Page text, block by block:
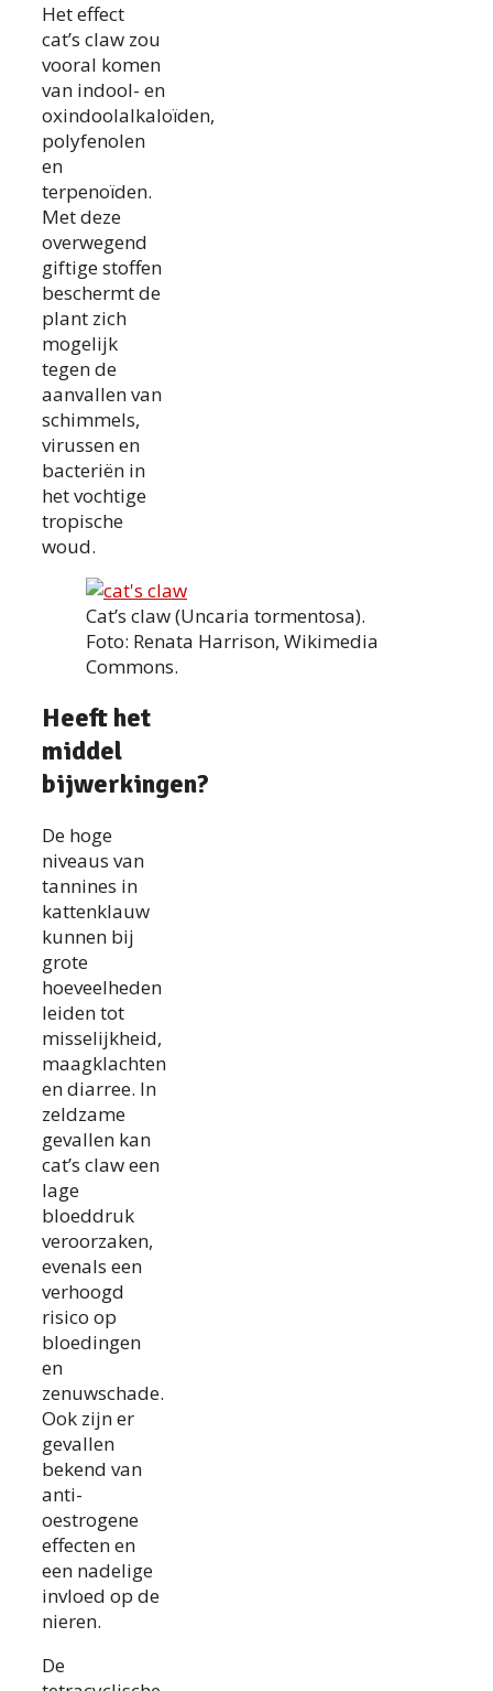
Het effect
cat’s claw zou
vooral komen
van indool- en
oxindoolalkaloïden,
polyfenolen
en
terpenoïden.
Met deze
overwegend
giftige stoffen
beschermt de
plant zich
mogelijk
tegen de
aanvallen van
schimmels,
virussen en
bacteriën in
het vochtige
tropische
woud.
Cat’s claw (Uncaria tormentosa).
Foto: Renata Harrison, Wikimedia
Commons.
Heeft het
middel
bijwerkingen?
De hoge
niveaus van
tannines in
kattenklauw
kunnen bij
grote
hoeveelheden
leiden tot
misselijkheid,
maagklachten
en diarree. In
zeldzame
gevallen kan
cat’s claw een
lage
bloeddruk
veroorzaken,
evenals een
verhoogd
risico op
bloedingen
en
zenuwschade.
Ook zijn er
gevallen
bekend van
anti-
oestrogene
effecten en
een nadelige
invloed op de
nieren.
De